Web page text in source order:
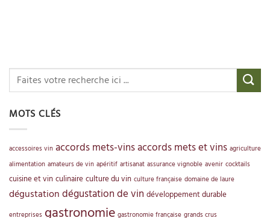
MOTS CLÉS
accessoires vin accords mets-vinsaccords mets et vins agriculture
alimentation amateurs de vin apéritif artisanat assurance vignoble avenir cocktails
cuisine et vin culinaire culture du vin culture française domaine de laure
dégustation dégustation de vin développement durable
entreprises gastronomie gastronomie française grands crus